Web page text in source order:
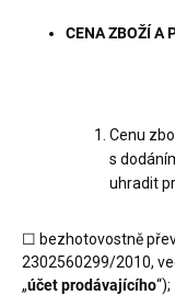
CENA ZBOŽÍ A
Cenu
s
uhradit
☐ bezhotovostně
2302560299/2010,
„účet prodávajícího“);